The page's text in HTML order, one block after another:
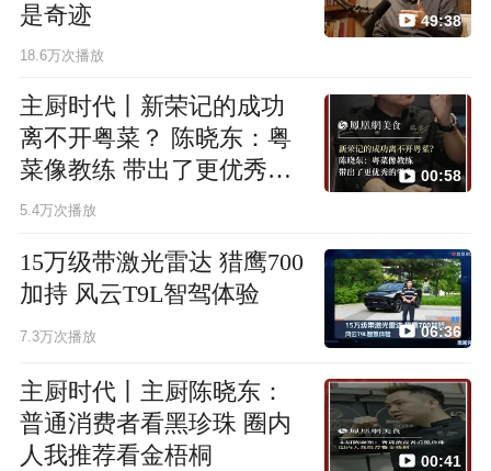
是奇迹
18.6万次播放
49:38
主厨时代丨新荣记的成功
离不开粤菜？ 陈晓东：粤
菜像教练 带出了更优秀的
学生
5.4万次播放
00:58
15万级带激光雷达 猎鹰700
加持 风云T9L智驾体验
7.3万次播放 06:36
主厨时代丨主厨陈晓东：
普通消费者看黑珍珠 圈内
人我推荐看金梧桐
00:41